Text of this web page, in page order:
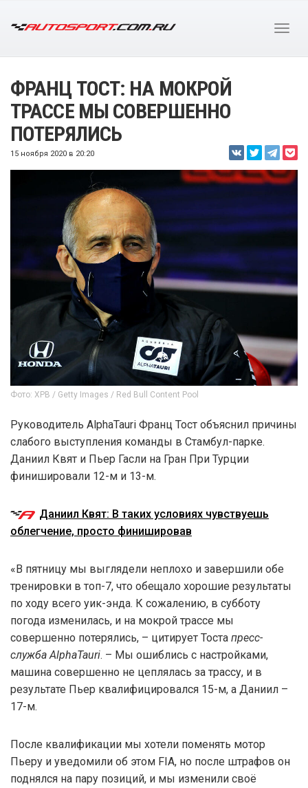
ФРАНЦ ТОСТ: НА МОКРОЙ
ТРАССЕ МЫ СОВЕРШЕННО
ПОТЕРЯЛИСЬ
15 ноября 2020 в 20:20
Фото: XPB / Getty Images / Red Bull Content Pool
Руководитель AlphaTauri Франц Тост объяснил причины
слабого выступления команды в Стамбул-парке.
Даниил Квят и Пьер Гасли на Гран При Турции
финишировали 12-м и 13-м.
Даниил Квят: В таких условиях чувствуешь
облегчение, просто финишировав
«В пятницу мы выглядели неплохо и завершили обе
тренировки в топ-7, что обещало хорошие результаты
по ходу всего уик-энда. К сожалению, в субботу
погода изменилась, и на мокрой трассе мы
совершенно потерялись, – цитирует Тоста пресс-
служба AlphaTauri. – Мы ошиблись с настройками,
машина совершенно не цеплялась за трассу, и в
результате Пьер квалифицировался 15-м, а Даниил –
17-м.
После квалификации мы хотели поменять мотор
Пьеру и уведомили об этом FIA, но после штрафов он
поднялся на пару позиций, и мы изменили своё